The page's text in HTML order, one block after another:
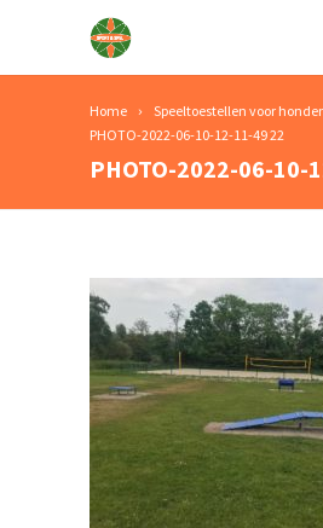
Home
Speeltoestellen voor
PHOTO-2022-06-10-12-11-49 22
PHOTO-2022-06-10-